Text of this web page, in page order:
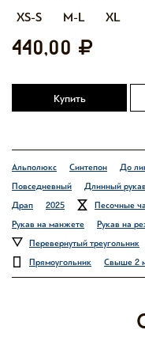
XS-S
M-L XL
440,00
Купить
Альполюкс Синтепон До
Повседневный
Длинный
Драп
2025 Песочные
Рукав на манжете
Рукав на
Перевернутый треугольник
Прямоугольник
Свыше 2